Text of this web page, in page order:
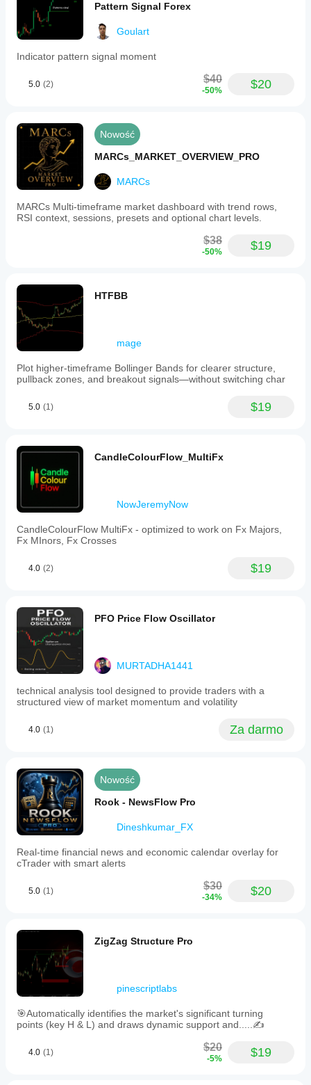
Pattern Signal Forex
Goulart
Indicator pattern signal moment
5.0 (2) $40
-50% $20
Nowość
MARCs_MARKET_OVERVIEW_PRO
MARCs
MARCs Multi-timeframe market dashboard with trend rows,
RSI context, sessions, presets and optional chart levels.
$38
-50% $19
HTFBB
mage
Plot higher-timeframe Bollinger Bands for clearer structure,
pullback zones, and breakout signals—without switching char
5.0 (1) $19
CandleColourFlow_MultiFx
NowJeremyNow
CandleColourFlow MultiFx - optimized to work on Fx Majors,
Fx MInors, Fx Crosses
4.0 (2) $19
PFO Price Flow Oscillator
MURTADHA1441
technical analysis tool designed to provide traders with a
structured view of market momentum and volatility
4.0 (1) Za darmo
Nowość
Rook - NewsFlow Pro
Dineshkumar_FX
Real-time financial news and economic calendar overlay for
cTrader with smart alerts
5.0 (1) $30
-34% $20
ZigZag Structure Pro
pinescriptlabs
🎯Automatically identifies the market's significant turning
points (key H & L) and draws dynamic support and.....✍️
4.0 (1) $20
-5% $19